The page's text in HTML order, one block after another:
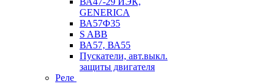
GENERICA
ВА57Ф35
S ABB
ВА57, ВА55
Пускатели, авт.выкл.
защиты двигателя
Реле